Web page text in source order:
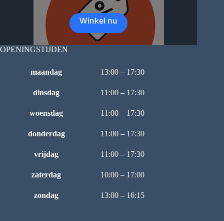
Winkel nu
OPENINGSTIJDEN
maandag 13:00 – 17:30
dinsdag 11:00 – 17:30
woensdag 11:00 – 17:30
donderdag 11:00 – 17:30
vrijdag 11:00 – 17:30
zaterdag 10:00 – 17:00
zondag 13:00 – 16:15